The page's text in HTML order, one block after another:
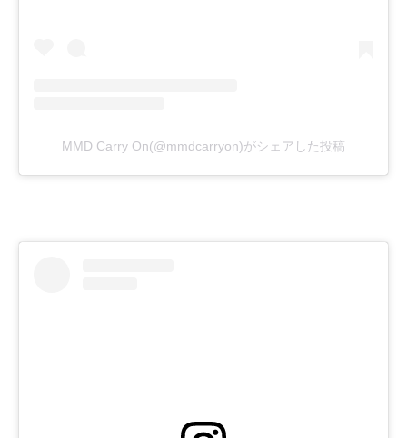
MMD Carry On(@mmdcarryon)がシェアした投稿